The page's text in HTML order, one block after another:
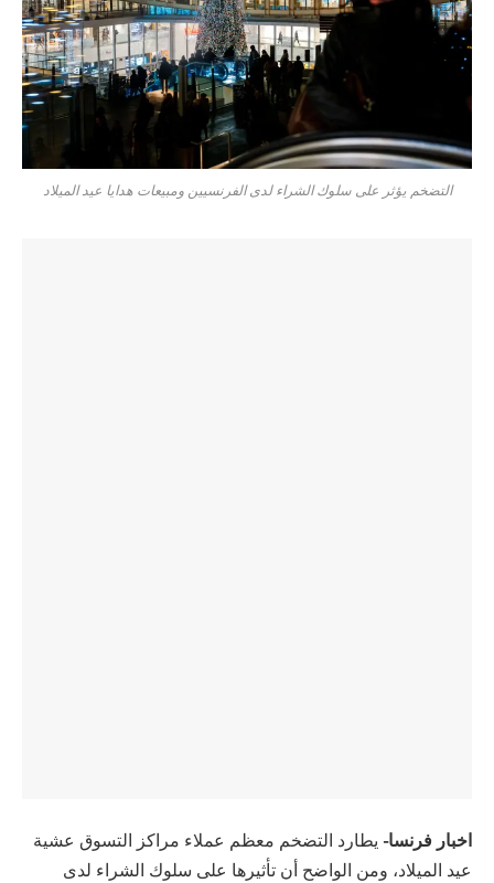
التضخم يؤثر على سلوك الشراء لدى الفرنسيين ومبيعات هدايا عيد الميلاد
اخبار فرنسا- يطارد التضخم معظم عملاء مراكز التسوق عشية
عيد الميلاد، ومن الواضح أن تأثيرها على سلوك الشراء لدى